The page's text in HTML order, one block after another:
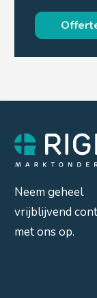
Neem geheel
vrijblijvend
met ons op.